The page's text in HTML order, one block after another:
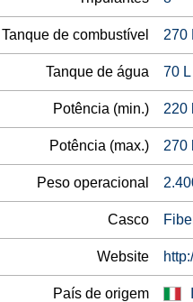
Tanque de combustível 270
Tanque de água 70 L
Potência (min.) 220
Potência (max.) 270
Peso operacional
Casco
Website
País de origem